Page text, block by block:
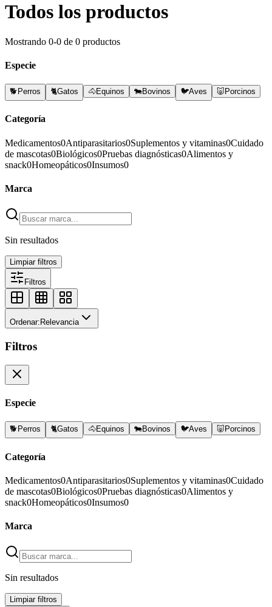
Todos los productos
Mostrando 0-0 de 0 productos
Especie
🐕 Perros 🐈Gatos 🐴Equinos 🐄Bovinos 🐦Aves 🐷 Porcinos
Categoría
Medicamentos0Antiparasitarios0Suplementos y vitaminas0Cuidado
de mascotas0Biológicos0Pruebas diagnósticas0Alimentos y
snack0Homeopáticos0Insumos0
Marca
Sin resultados
Limpiar filtros
Filtros
Ordenar: Relevancia
Filtros
Especie
🐕 Perros 🐈Gatos 🐴Equinos 🐄Bovinos 🐦Aves 🐷 Porcinos
Categoría
Medicamentos0Antiparasitarios0Suplementos y vitaminas0Cuidado
de mascotas0Biológicos0Pruebas diagnósticas0Alimentos y
snack0Homeopáticos0Insumos0
Marca
Sin resultados
Limpiar filtros